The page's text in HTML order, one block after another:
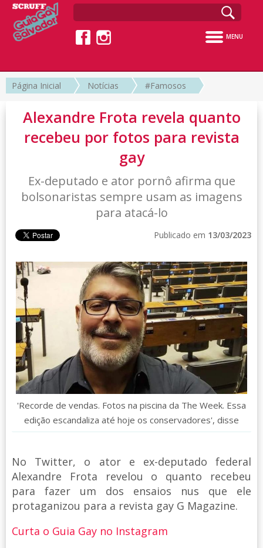
MENU
Página Inicial Notícias #Famosos
Alexandre Frota revela quanto
recebeu por fotos para revista
gay
Ex-deputado e ator pornô afirma que
bolsonaristas sempre usam as imagens
para atacá-lo
Publicado em 13/03/2023
'Recorde de vendas. Fotos na piscina da The Week. Essa
edição escandaliza até hoje os conservadores', disse
No Twitter, o ator e ex-deputado federal
Alexandre Frota revelou o quanto recebeu
para fazer um dos ensaios nus que ele
protaganizou para a revista gay G Magazine.
Curta o Guia Gay no Instagram